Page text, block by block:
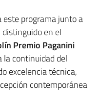
este programa junto a
distinguido en el
Premio Paganini
la continuidad del
excelencia técnica,
contemporánea